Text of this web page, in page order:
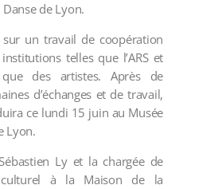
de Lyon.
un travail de coopération
telles que l’ARS et
des artistes. Après de
d’échanges et de travail,
ce lundi 15 juin au Musée
Lyon.
Ly et la chargée de
culturel à la Maison de la